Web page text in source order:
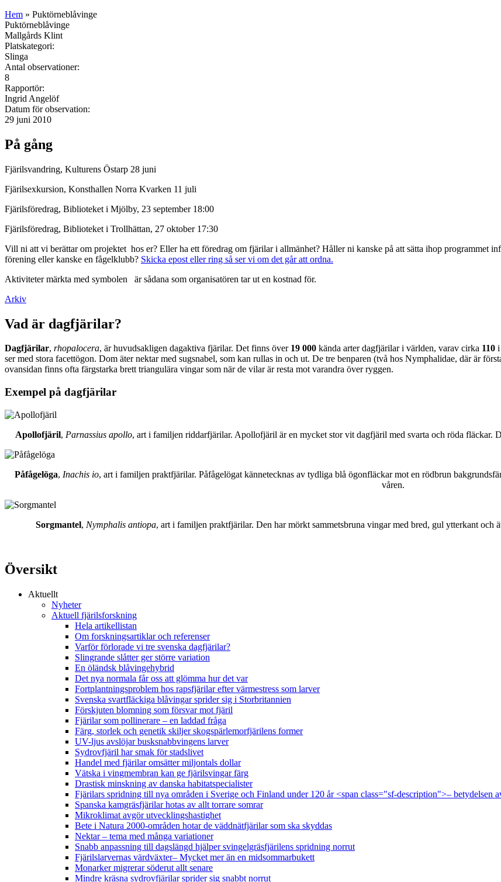
Hem » Puktörneblåvinge
Puktörneblåvinge
Mallgårds Klint
Platskategori:
Slinga
Antal observationer:
8
Rapportör:
Ingrid Angelöf
Datum för observation:
29 juni 2010
På gång
Fjärilsvandring, Kulturens Östarp 28 juni
Fjärilsexkursion, Konsthallen Norra Kvarken 11 juli
Fjärilsföredrag, Biblioteket i Mjölby, 23 september 18:00
Fjärilsföredrag, Biblioteket i Trollhättan, 27 oktober 17:30
Vill ni att vi berättar om projektet hos er? Eller ha ett föredrag om fjärilar i allmänhet? Håller ni kanske på att sätta ihop programmet
förening eller kanske en fågelklubb? Skicka epost eller ring så ser vi om det går att ordna.
Aktiviteter märkta med symbolen
är sådana som organisatören tar ut en kostnad för.
Arkiv
Vad är dagfjärilar?
Dagfjärilar, rhopalocera, är huvudsakligen dagaktiva fjärilar. Det finns över 19 000 kända arter dagfjärilar i världen, varav cirka 110 i
ser med stora facettögon. Dom äter nektar med sugsnabel, som kan rullas in och ut. De tre benparen (två hos Nymphalidae, där är
ovansidan finns ofta färgstarka brett triangulära vingar som när de vilar är resta mot varandra över ryggen.
Exempel på dagfjärilar
Apollofjäril, Parnassius apollo, art i familjen riddarfjärilar. Apollofjäril är en mycket stor vit dagfjäril med svarta och röda fläckar.
Påfågelöga, Inachis io, art i familjen praktfjärilar. Påfågelögat kännetecknas av tydliga blå ögonfläckar mot en rödbrun
våren.
Sorgmantel, Nymphalis antiopa, art i familjen praktfjärilar. Den har mörkt sammetsbruna vingar med bred, gul ytterkant och
Översikt
Aktuellt
Nyheter
Aktuell fjärilsforskning
Hela artikellistan
Om forskningsartiklar och referenser
Varför förlorade vi tre svenska dagfjärilar?
Slingrande slåtter ger större variation
En öländsk blåvingehybrid
Det nya normala får oss att glömma hur det var
Fortplantningsproblem hos rapsfjärilar efter värmestress som larver
Svenska svartfläckiga blåvingar sprider sig i Storbritannien
Förskjuten blomning som försvar mot fjäril
Fjärilar som pollinerare – en laddad fråga
Färg, storlek och genetik skiljer skogspärlemorfjärilens former
UV-ljus avslöjar busksnabbvingens larver
Sydrovfjäril har smak för stadslivet
Handel med fjärilar omsätter miljontals dollar
Vätska i vingmembran kan ge fjärilsvingar färg
Drastisk minskning av danska habitatspecialister
Fjärilars spridning till nya områden i Sverige och Finland under 120 år <span class="sf-description">– betydelsen
Spanska kamgräsfjärilar hotas av allt torrare somrar
Mikroklimat avgör utvecklingshastighet
Bete i Natura 2000-områden hotar de väddnätfjärilar som ska skyddas
Nektar – tema med många variationer
Snabb anpassning till dagslängd hjälper svingelgräsfjärilens spridning norrut
Fjärilslarvernas värdväxter– Mycket mer än en midsommarbukett
Monarker migrerar söderut allt senare
Mindre kräsna sydrovfjärilar sprider sig snabbt norrut